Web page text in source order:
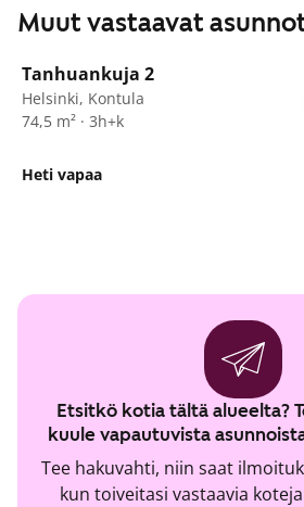
Muut vastaavat
Tanhuankuja 2
Helsinki, Kontula
74,5 m² · 3h+k
Heti vapaa
Etsitkö kotia tältä alueelta?
kuule vapautuvista
Tee hakuvahti, niin saat
kun toiveitasi vastaavia